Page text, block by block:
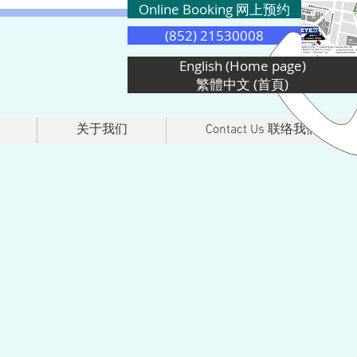
(852) 21530008
Online Booking 网上预约
English (Home page)
繁體中文 (首頁)
关于我们 Contact Us 联络我们